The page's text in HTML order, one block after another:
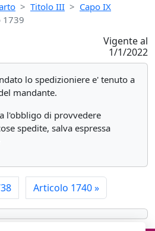
Titolo III
Capo IX
1739
Vigente al
1/1/2022
lo spedizioniere e' tenuto a
mandante.
l'obbligo di provvedere
spedite, salva espressa
Articolo 1740»